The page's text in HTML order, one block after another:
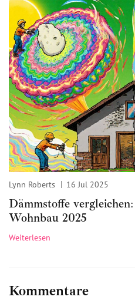
Lynn Roberts 16 Jul 2025
Dämmstoffe
Wohnbau 2025
Weiterlesen
Kommentare